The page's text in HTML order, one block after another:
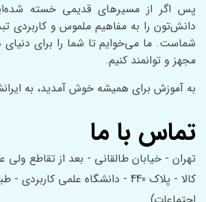
پس اگر از مسیر‌های قدیمی خسته
دانش‌تون را به مفاهیم ملموس و کاربردی
شماست. ما می‌خوایم تا شما را برای
مجهز و توانمند کنیم.
به آموزش برای همیشه خوش آمدید، به
تماس با ما
تهران - خیابان طالقانی - بعد از تقاطع
کالا - پلاک 440 - دانشگاه علمی